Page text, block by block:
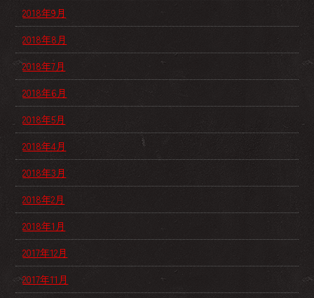
2018年9月
2018年8月
2018年7月
2018年6月
2018年5月
2018年4月
2018年3月
2018年2月
2018年1月
2017年12月
2017年11月